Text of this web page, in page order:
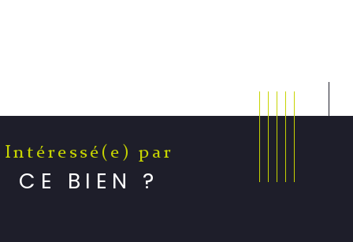
Intéressé(e) par
CE BIEN ?